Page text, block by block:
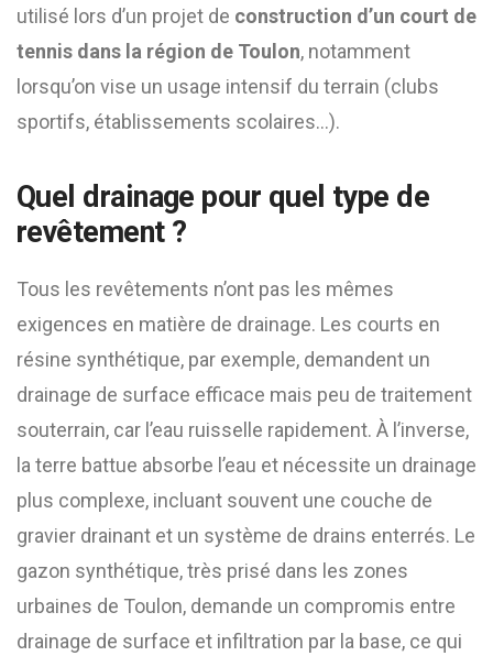
utilisé lors d’un projet de construction d’un court de
tennis dans la région de Toulon, notamment
lorsqu’on vise un usage intensif du terrain (clubs
sportifs, établissements scolaires…).
Quel drainage pour quel type de
revêtement ?
Tous les revêtements n’ont pas les mêmes
exigences en matière de drainage. Les courts en
résine synthétique, par exemple, demandent un
drainage de surface efficace mais peu de traitement
souterrain, car l’eau ruisselle rapidement. À l’inverse,
la terre battue absorbe l’eau et nécessite un drainage
plus complexe, incluant souvent une couche de
gravier drainant et un système de drains enterrés. Le
gazon synthétique, très prisé dans les zones
urbaines de Toulon, demande un compromis entre
drainage de surface et infiltration par la base, ce qui